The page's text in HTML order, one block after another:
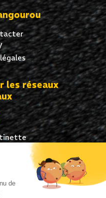
de
les réseaux